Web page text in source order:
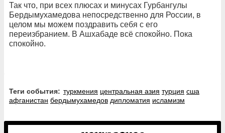
Так что, при всех плюсах и минусах Гурбангулы
Бердымухамедова непосредственно для России, в
целом мы можем поздравить себя с его
переизбранием. В Ашхабаде всё спокойно. Пока
спокойно.
Теги события: туркмения центральная азия турция сша
афганистан бердымухамедов дипломатия исламизм